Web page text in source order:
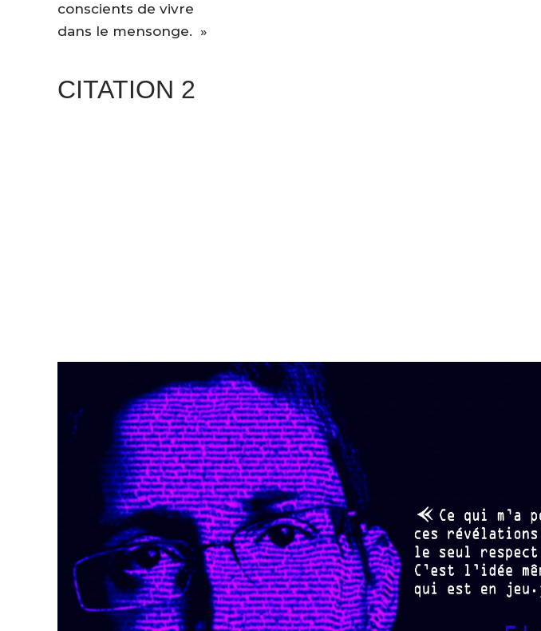
conscients de vivre
dans le mensonge. »
CITATION 2